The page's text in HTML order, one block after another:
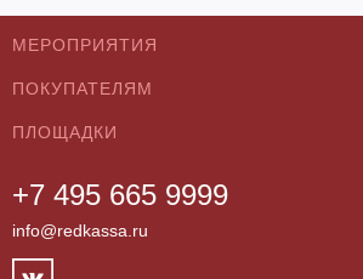
+7 495 665 9999
info@redkassa.ru
МЕРОПРИЯТИЯ
Концерты
Классика
Театры
Фестивали
ПОКУПАТЕЛЯМ
О нас
Как купить
Возврат билетов
ПЛОЩАДКИ
Бар/Ресторан/Кафе
Клуб